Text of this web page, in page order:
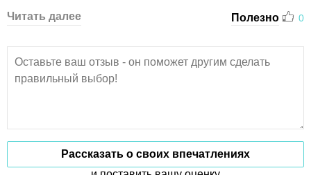
Читать далее Полезно 0
Рассказать о своих впечатлениях